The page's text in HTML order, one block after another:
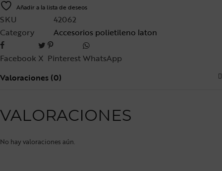
Añadir a la lista de deseos
SKU
42062
Category
Accesorios polietileno laton
Facebook X PinterestWhatsApp
Valoraciones (0)
VALORACIONES
No hay valoraciones aún.